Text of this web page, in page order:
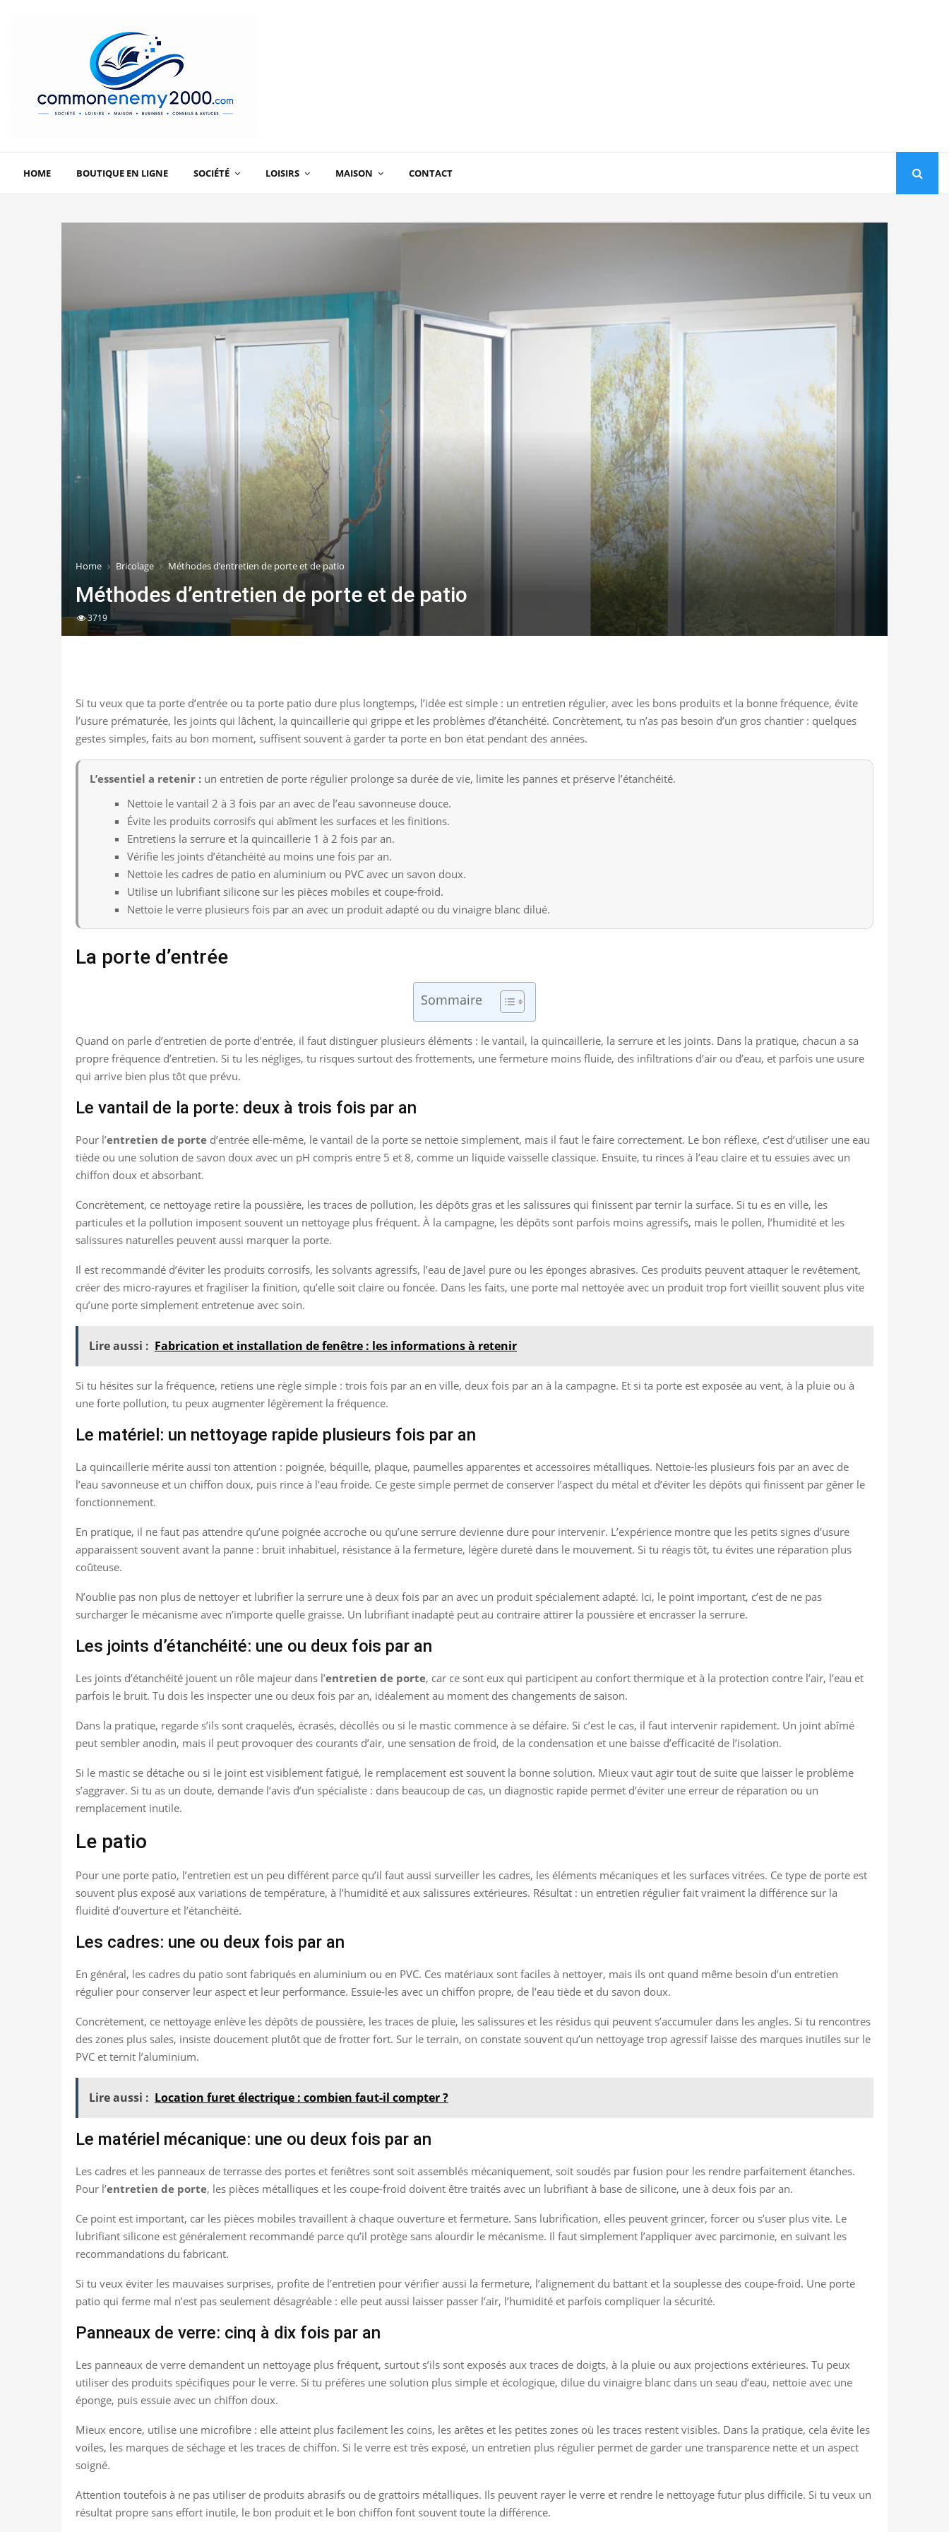
HOME BOUTIQUE EN LIGNE SOCIÉTÉ LOISIRS MAISON CONTACT
Home Bricolage Méthodes d’entretien de porte et de patio
Méthodes d’entretien de porte et de patio
3719
Si tu veux que ta porte d’entrée ou ta porte patio dure plus longtemps, l’idée est simple : un entretien régulier, avec les bons produits et la bonne fréquence, évite
l’usure prématurée, les joints qui lâchent, la quincaillerie qui grippe et les problèmes d’étanchéité. Concrètement, tu n’as pas besoin d’un gros chantier : quelques
gestes simples, faits au bon moment, suffisent souvent à garder ta porte en bon état pendant des années.
L’essentiel a retenir : un entretien de porte régulier prolonge sa durée de vie, limite les pannes et préserve l’étanchéité.
Nettoie le vantail 2 à 3 fois par an avec de l’eau savonneuse douce.
Évite les produits corrosifs qui abîment les surfaces et les finitions.
Entretiens la serrure et la quincaillerie 1 à 2 fois par an.
Vérifie les joints d’étanchéité au moins une fois par an.
Nettoie les cadres de patio en aluminium ou PVC avec un savon doux.
Utilise un lubrifiant silicone sur les pièces mobiles et coupe-froid.
Nettoie le verre plusieurs fois par an avec un produit adapté ou du vinaigre blanc dilué.
La porte d’entrée
Sommaire
Quand on parle d’entretien de porte d’entrée, il faut distinguer plusieurs éléments : le vantail, la quincaillerie, la serrure et les joints. Dans la pratique, chacun a sa
propre fréquence d’entretien. Si tu les négliges, tu risques surtout des frottements, une fermeture moins fluide, des infiltrations d’air ou d’eau, et parfois une usure
qui arrive bien plus tôt que prévu.
Le vantail de la porte: deux à trois fois par an
Pour l’entretien de porte d’entrée elle-même, le vantail de la porte se nettoie simplement, mais il faut le faire correctement. Le bon réflexe, c’est d’utiliser une eau
tiède ou une solution de savon doux avec un pH compris entre 5 et 8, comme un liquide vaisselle classique. Ensuite, tu rinces à l’eau claire et tu essuies avec un
chiffon doux et absorbant.
Concrètement, ce nettoyage retire la poussière, les traces de pollution, les dépôts gras et les salissures qui finissent par ternir la surface. Si tu es en ville, les
particules et la pollution imposent souvent un nettoyage plus fréquent. À la campagne, les dépôts sont parfois moins agressifs, mais le pollen, l’humidité et les
salissures naturelles peuvent aussi marquer la porte.
Il est recommandé d’éviter les produits corrosifs, les solvants agressifs, l’eau de Javel pure ou les éponges abrasives. Ces produits peuvent attaquer le revêtement,
créer des micro-rayures et fragiliser la finition, qu’elle soit claire ou foncée. Dans les faits, une porte mal nettoyée avec un produit trop fort vieillit souvent plus vite
qu’une porte simplement entretenue avec soin.
Lire aussi : Fabrication et installation de fenêtre : les informations à retenir
Si tu hésites sur la fréquence, retiens une règle simple : trois fois par an en ville, deux fois par an à la campagne. Et si ta porte est exposée au vent, à la pluie ou à
une forte pollution, tu peux augmenter légèrement la fréquence.
Le matériel: un nettoyage rapide plusieurs fois par an
La quincaillerie mérite aussi ton attention : poignée, béquille, plaque, paumelles apparentes et accessoires métalliques. Nettoie-les plusieurs fois par an avec de
l’eau savonneuse et un chiffon doux, puis rince à l’eau froide. Ce geste simple permet de conserver l’aspect du métal et d’éviter les dépôts qui finissent par gêner le
fonctionnement.
En pratique, il ne faut pas attendre qu’une poignée accroche ou qu’une serrure devienne dure pour intervenir. L’expérience montre que les petits signes d’usure
apparaissent souvent avant la panne : bruit inhabituel, résistance à la fermeture, légère dureté dans le mouvement. Si tu réagis tôt, tu évites une réparation plus
coûteuse.
N’oublie pas non plus de nettoyer et lubrifier la serrure une à deux fois par an avec un produit spécialement adapté. Ici, le point important, c’est de ne pas
surcharger le mécanisme avec n’importe quelle graisse. Un lubrifiant inadapté peut au contraire attirer la poussière et encrasser la serrure.
Les joints d’étanchéité: une ou deux fois par an
Les joints d’étanchéité jouent un rôle majeur dans l’entretien de porte, car ce sont eux qui participent au confort thermique et à la protection contre l’air, l’eau et
parfois le bruit. Tu dois les inspecter une ou deux fois par an, idéalement au moment des changements de saison.
Dans la pratique, regarde s’ils sont craquelés, écrasés, décollés ou si le mastic commence à se défaire. Si c’est le cas, il faut intervenir rapidement. Un joint abîmé
peut sembler anodin, mais il peut provoquer des courants d’air, une sensation de froid, de la condensation et une baisse d’efficacité de l’isolation.
Si le mastic se détache ou si le joint est visiblement fatigué, le remplacement est souvent la bonne solution. Mieux vaut agir tout de suite que laisser le problème
s’aggraver. Si tu as un doute, demande l’avis d’un spécialiste : dans beaucoup de cas, un diagnostic rapide permet d’éviter une erreur de réparation ou un
remplacement inutile.
Le patio
Pour une porte patio, l’entretien est un peu différent parce qu’il faut aussi surveiller les cadres, les éléments mécaniques et les surfaces vitrées. Ce type de porte est
souvent plus exposé aux variations de température, à l’humidité et aux salissures extérieures. Résultat : un entretien régulier fait vraiment la différence sur la
fluidité d’ouverture et l’étanchéité.
Les cadres: une ou deux fois par an
En général, les cadres du patio sont fabriqués en aluminium ou en PVC. Ces matériaux sont faciles à nettoyer, mais ils ont quand même besoin d’un entretien
régulier pour conserver leur aspect et leur performance. Essuie-les avec un chiffon propre, de l’eau tiède et du savon doux.
Concrètement, ce nettoyage enlève les dépôts de poussière, les traces de pluie, les salissures et les résidus qui peuvent s’accumuler dans les angles. Si tu rencontres
des zones plus sales, insiste doucement plutôt que de frotter fort. Sur le terrain, on constate souvent qu’un nettoyage trop agressif laisse des marques inutiles sur le
PVC et ternit l’aluminium.
Lire aussi : Location furet électrique : combien faut-il compter ?
Le matériel mécanique: une ou deux fois par an
Les cadres et les panneaux de terrasse des portes et fenêtres sont soit assemblés mécaniquement, soit soudés par fusion pour les rendre parfaitement étanches.
Pour l’entretien de porte, les pièces métalliques et les coupe-froid doivent être traités avec un lubrifiant à base de silicone, une à deux fois par an.
Ce point est important, car les pièces mobiles travaillent à chaque ouverture et fermeture. Sans lubrification, elles peuvent grincer, forcer ou s’user plus vite. Le
lubrifiant silicone est généralement recommandé parce qu’il protège sans alourdir le mécanisme. Il faut simplement l’appliquer avec parcimonie, en suivant les
recommandations du fabricant.
Si tu veux éviter les mauvaises surprises, profite de l’entretien pour vérifier aussi la fermeture, l’alignement du battant et la souplesse des coupe-froid. Une porte
patio qui ferme mal n’est pas seulement désagréable : elle peut aussi laisser passer l’air, l’humidité et parfois compliquer la sécurité.
Panneaux de verre: cinq à dix fois par an
Les panneaux de verre demandent un nettoyage plus fréquent, surtout s’ils sont exposés aux traces de doigts, à la pluie ou aux projections extérieures. Tu peux
utiliser des produits spécifiques pour le verre. Si tu préfères une solution plus simple et écologique, dilue du vinaigre blanc dans un seau d’eau, nettoie avec une
éponge, puis essuie avec un chiffon doux.
Mieux encore, utilise une microfibre : elle atteint plus facilement les coins, les arêtes et les petites zones où les traces restent visibles. Dans la pratique, cela évite les
voiles, les marques de séchage et les traces de chiffon. Si le verre est très exposé, un entretien plus régulier permet de garder une transparence nette et un aspect
soigné.
Attention toutefois à ne pas utiliser de produits abrasifs ou de grattoirs métalliques. Ils peuvent rayer le verre et rendre le nettoyage futur plus difficile. Si tu veux un
résultat propre sans effort inutile, le bon produit et le bon chiffon font souvent toute la différence.